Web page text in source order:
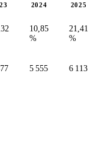
2024 2025
10,85
%
21,41
%
5 555 6 113